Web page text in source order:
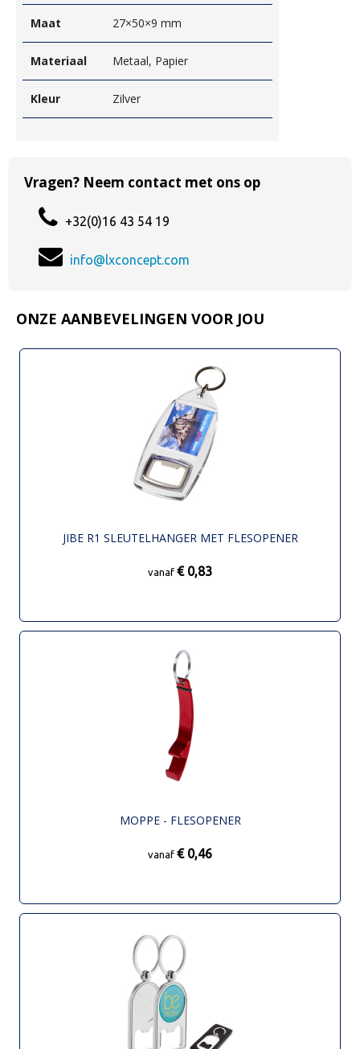
Maat 27×50×9 mm
Materiaal Metaal, Papier
Kleur Zilver
Vragen? Neem contact met ons op
+32(0)16 43 54 19
info@lxconcept.com
ONZE AANBEVELINGEN VOOR JOU
JIBE R1 SLEUTELHANGER MET FLESOPENER
vanaf € 0,83
MOPPE - FLESOPENER
vanaf € 0,46